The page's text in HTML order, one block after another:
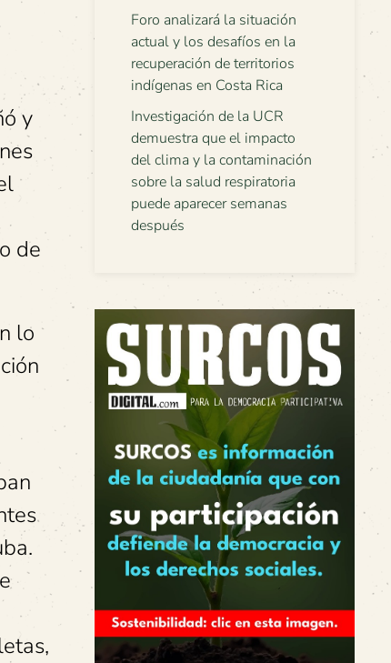
y
de
lo
Foro analizará la situación
actual y los desafíos en la
recuperación de territorios
indígenas en Costa Rica
Investigación de la UCR
demuestra que el impacto
del clima y la contaminación
sobre la salud respiratoria
puede aparecer semanas
después